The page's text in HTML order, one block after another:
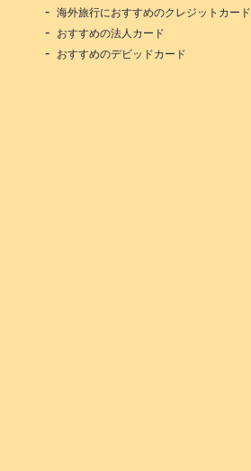
海外旅行におすすめのクレジットカード
おすすめの法人カード
おすすめのデビッドカード